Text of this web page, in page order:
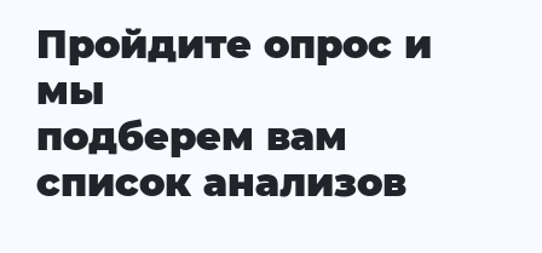
Пройдите опрос и
мы
подберем вам
список анализов